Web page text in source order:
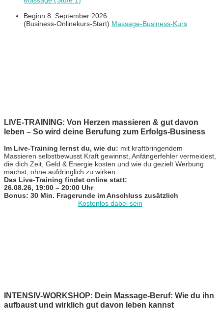
Beginn 8. September 2026
(Business-Onlinekurs-Start) Massage-Business-Kurs
LIVE-TRAINING: Von Herzen massieren & gut davon
leben – So wird deine Berufung zum Erfolgs-Business
Im Live-Training lernst du, wie du: mit kraftbringendem
Massieren selbstbewusst Kraft gewinnst, Anfängerfehler vermeidest,
die dich Zeit, Geld & Energie kosten und wie du gezielt Werbung
machst, ohne aufdringlich zu wirken.
Das Live-Training findet online statt:
26.08.26, 19:00 – 20:00 Uhr
Bonus: 30 Min. Fragerunde im Anschluss zusätzlich
Kostenlos dabei sein
INTENSIV-WORKSHOP: Dein Massage-Beruf: Wie du ihn
aufbaust und wirklich gut davon leben kannst